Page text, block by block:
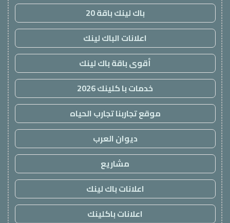
باك لينك باقة 20
اعلانات الباك لينك
أقوى باقة باك لينك
خدمات با كلينك 2026
موقع تجاربنا تجارب الحياه
ديوان العرب
مشاريع
اعلانات باك لينك
اعلانات باكلينك